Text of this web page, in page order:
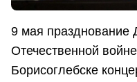
9 мая празднование
Отечественной
Борисоглебске